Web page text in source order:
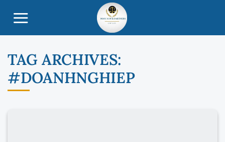
TAG ARCHIVES:
#DOANHNGHIEP